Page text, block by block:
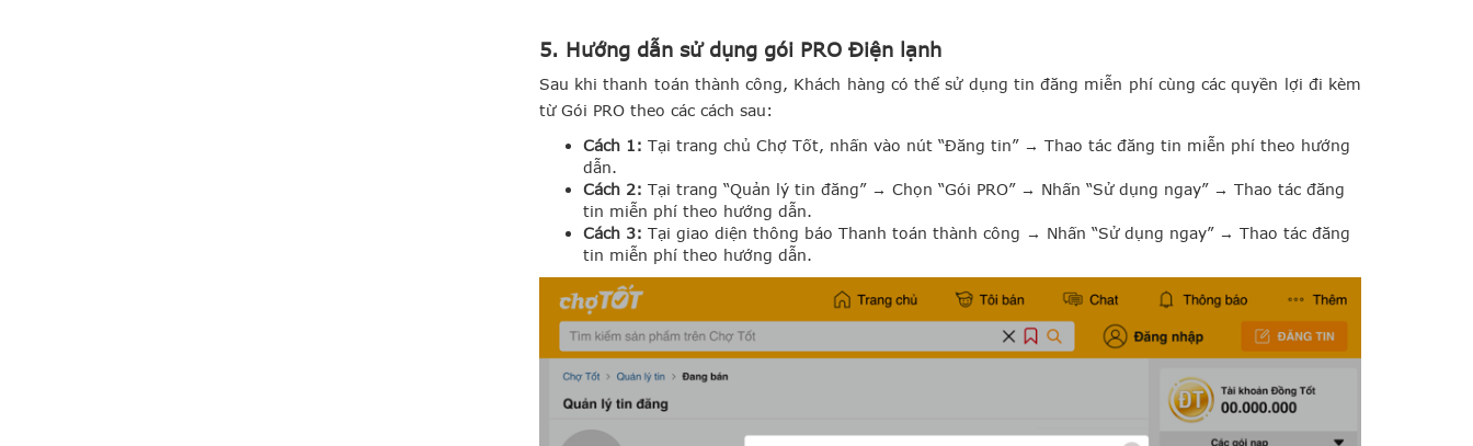
5. Hướng dẫn sử dụng gói PRO Điện lạnh
Sau khi thanh toán thành công, Khách hàng có thể sử dụng tin đăng miễn phí cùng các quyền lợi đi kèm
từ Gói PRO theo các cách sau:
Cách 1: Tại trang chủ Chợ Tốt, nhấn vào nút “Đăng tin” → Thao tác đăng tin miễn phí theo hướng
dẫn.
Cách 2: Tại trang “Quản lý tin đăng” → Chọn “Gói PRO” → Nhấn “Sử dụng ngay” → Thao tác đăng
tin miễn phí theo hướng dẫn.
Cách 3: Tại giao diện thông báo Thanh toán thành công → Nhấn “Sử dụng ngay” → Thao tác đăng
tin miễn phí theo hướng dẫn.